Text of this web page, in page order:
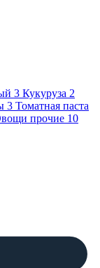
3 Кукуруза 2
3 Томатная паста
прочие 10